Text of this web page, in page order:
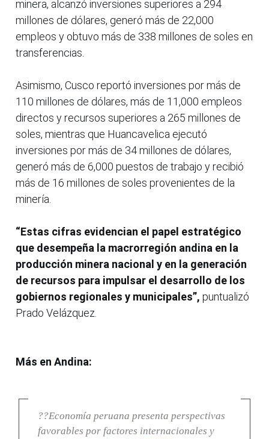
minera, alcanzó inversiones superiores a 294
millones de dólares, generó más de 22,000
empleos y obtuvo más de 338 millones de soles en
transferencias.
Asimismo, Cusco reportó inversiones por más de
110 millones de dólares, más de 11,000 empleos
directos y recursos superiores a 265 millones de
soles, mientras que Huancavelica ejecutó
inversiones por más de 34 millones de dólares,
generó más de 6,000 puestos de trabajo y recibió
más de 16 millones de soles provenientes de la
minería.
“Estas cifras evidencian el papel estratégico
que desempeña la macrorregión andina en la
producción minera nacional y en la generación
de recursos para impulsar el desarrollo de los
gobiernos regionales y municipales”, puntualizó
Prado Velázquez.
Más en Andina:
??Economía peruana presenta perspectivas
favorables por factores internacionales y